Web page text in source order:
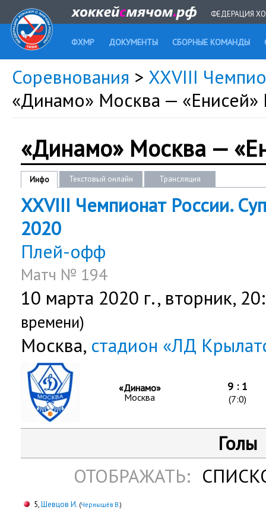
ФЕДЕРАЦИЯ
ФХМР ДОКУМЕНТЫ СБОРНЫЕ КОМАНДЫ
Соревнования > XXVIII
«Динамо» Москва — «Енисей»
«Динамо» Москва —
Инфо Текстовый онлайн Трансляция
XXVIII Чемпионат России.
2020
Плей-офф
Матч № 194
10 марта 2020 г., вторник,
времени)
Москва, стадион «ЛД
«Динамо»
Москва
9 : 1
(7:0)
Голы
ОТОБРАЖАТЬ:
5,Шевцов И. (Чернышёв В.)